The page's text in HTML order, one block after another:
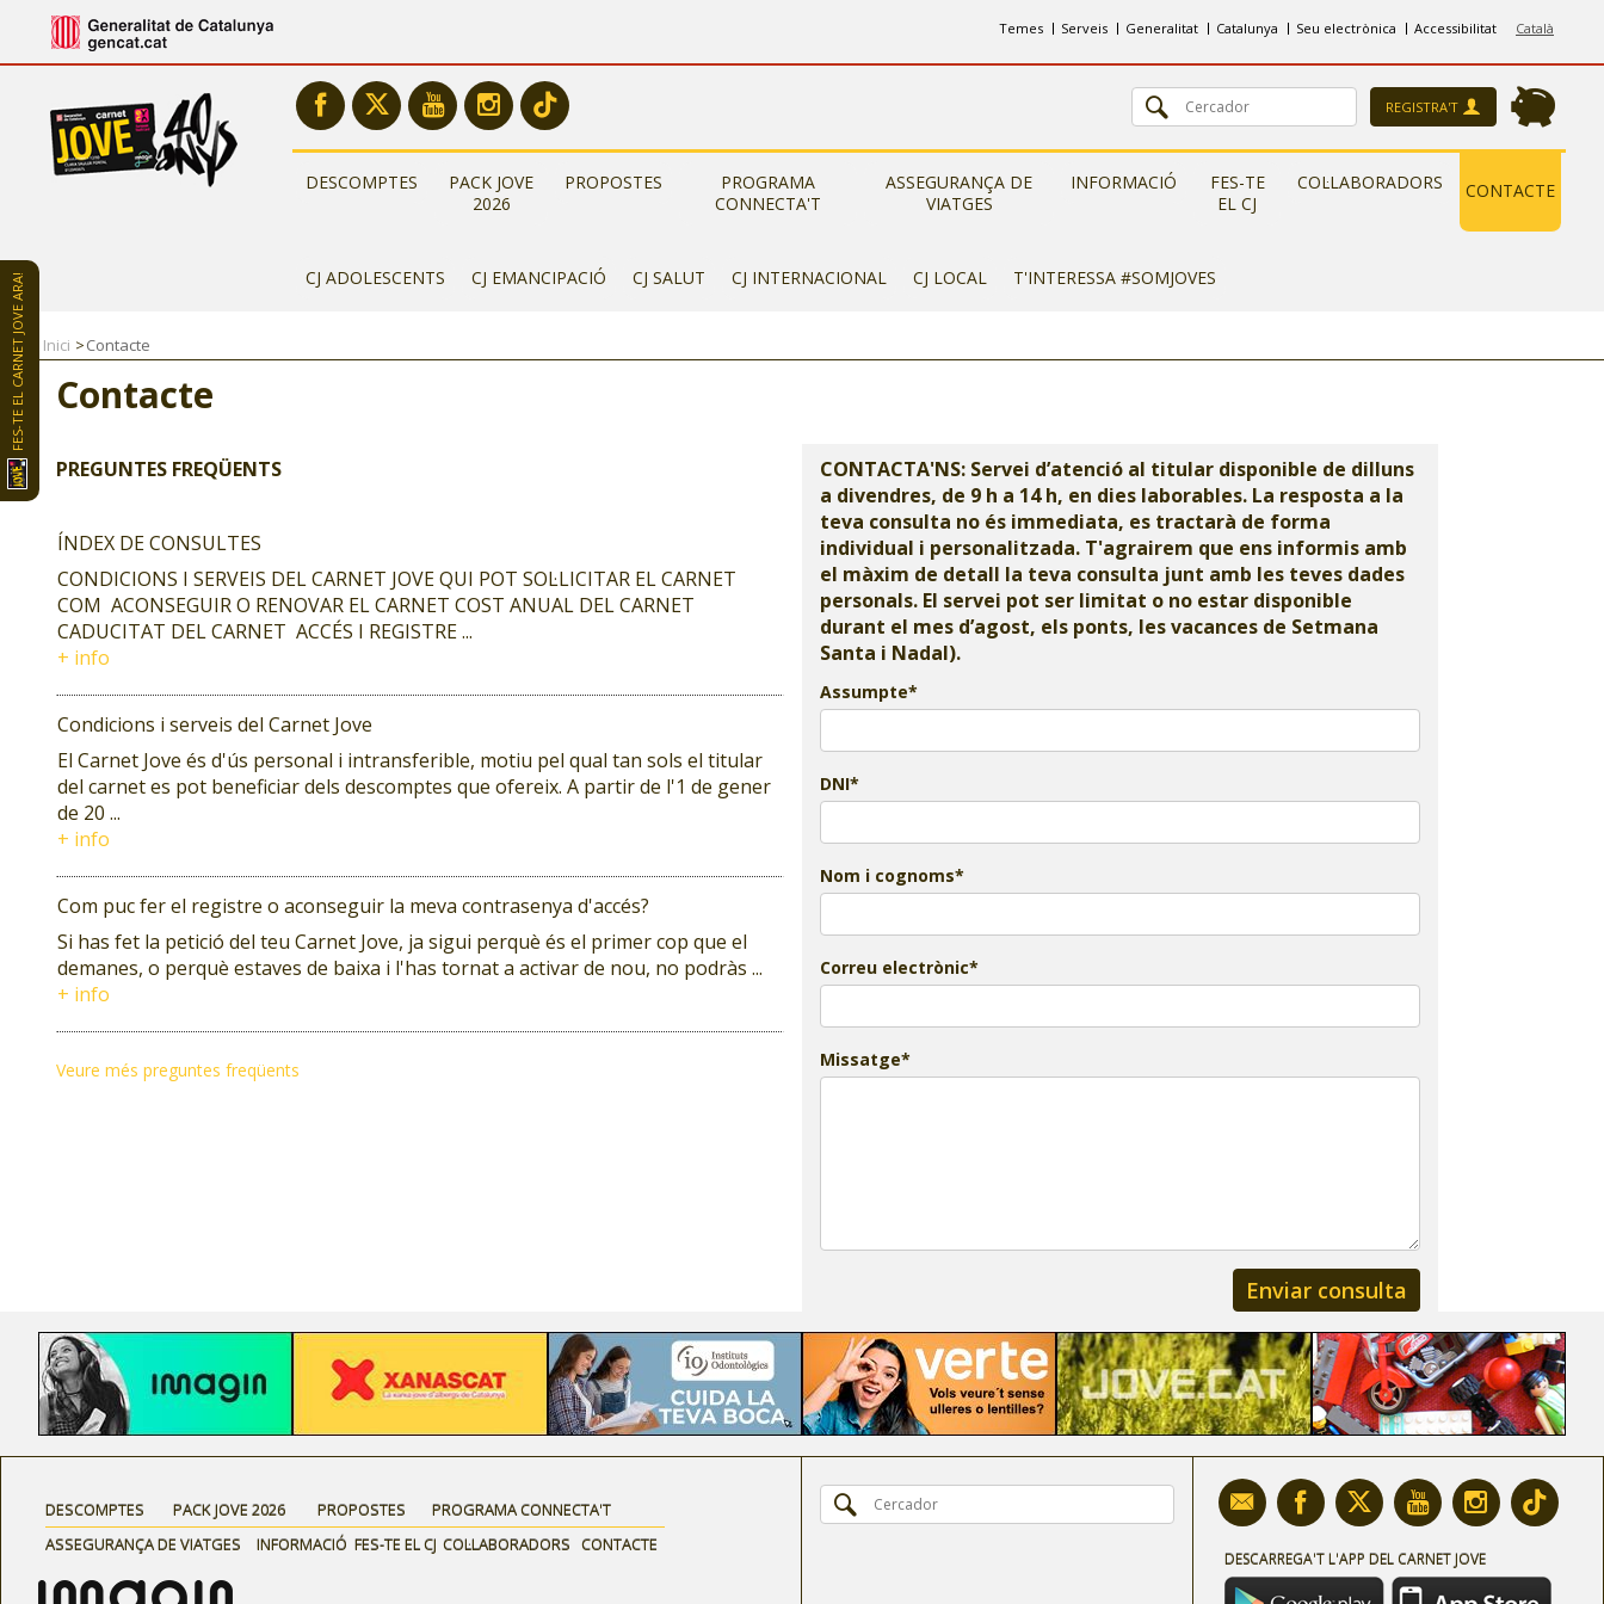
Català
Temes Serveis Generalitat Catalunya Seu electrònica Accessibilitat
REGISTRA'T
DESCOMPTES
PACK JOVE
2026
PROPOSTES
PROGRAMA
CONNECTA'T
ASSEGURANÇA DE
VIATGES
INFORMACIÓ
FES-TE
EL CJ
COL·LABORADORS CONTACTE
CJ ADOLESCENTS CJ EMANCIPACIÓ CJ SALUT CJ INTERNACIONAL CJ LOCAL T'INTERESSA #SOMJOVES
Inici Contacte
Contacte
PREGUNTES FREQÜENTS
ÍNDEX DE CONSULTES
CONDICIONS I SERVEIS DEL CARNET JOVE QUI POT SOL·LICITAR EL CARNET
COM ACONSEGUIR O RENOVAR EL CARNET COST ANUAL DEL CARNET
CADUCITAT DEL CARNET ACCÉS I REGISTRE ...
+ info
Condicions i serveis del Carnet Jove
El Carnet Jove és d'ús personal i intransferible, motiu pel qual tan sols el titular
del carnet es pot beneficiar dels descomptes que ofereix. A partir de l'1 de gener
de 20 ...
+ info
Com puc fer el registre o aconseguir la meva contrasenya d'accés?
Si has fet la petició del teu Carnet Jove, ja sigui perquè és el primer cop que el
demanes, o perquè estaves de baixa i l'has tornat a activar de nou, no podràs ...
+ info
Veure més preguntes freqüents
CONTACTA'NS: Servei d’atenció al titular disponible de dilluns
a divendres, de 9 h a 14 h, en dies laborables. La resposta a la
teva consulta no és immediata, es tractarà de forma
individual i personalitzada. T'agrairem que ens informis amb
el màxim de detall la teva consulta junt amb les teves dades
personals. El servei pot ser limitat o no estar disponible
durant el mes d’agost, els ponts, les vacances de Setmana
Santa i Nadal).
Assumpte
DNI
Nom i cognoms
Correu electrònic
Missatge
DESCOMPTES PACK JOVE 2026 PROPOSTES
PROGRAMA CONNECTA'T
ASSEGURANÇA DE VIATGES
INFORMACIÓ FES-TE EL CJ COL·LABORADORS CONTACTE
DESCARREGA'T L'APP DEL CARNET JOVE
FES-TE EL CARNET JOVE ARA!